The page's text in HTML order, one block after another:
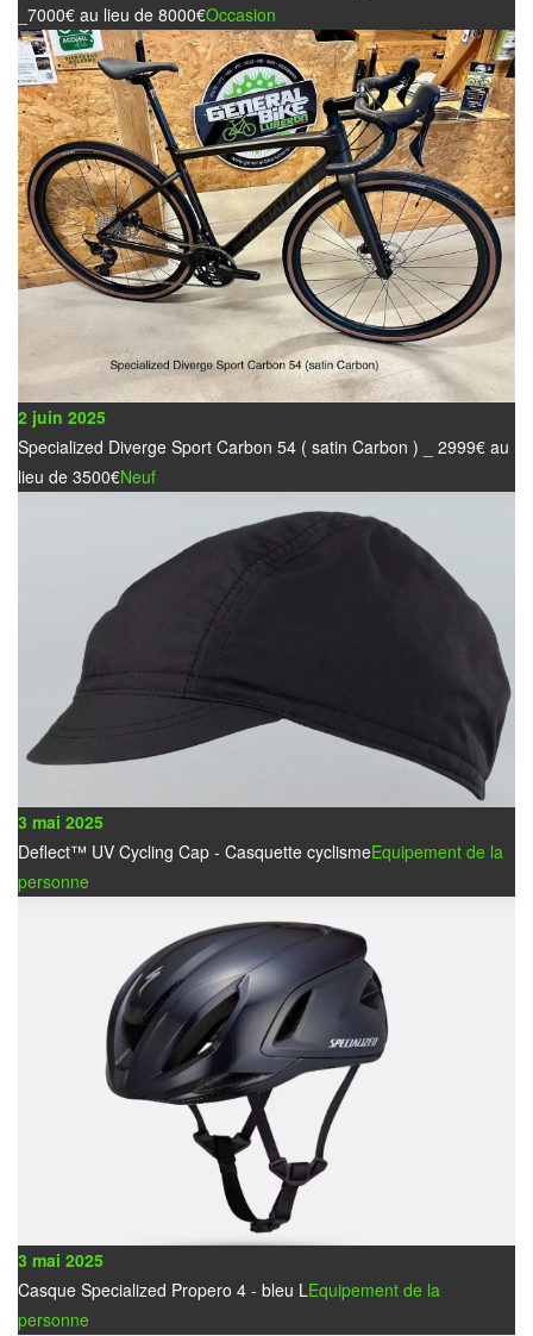
_7000€ au lieu de 8000€Occasion
2 juin 2025
Specialized Diverge Sport Carbon 54 ( satin Carbon ) _ 2999€ au
lieu de 3500€Neuf
3 mai 2025
Deflect™ UV Cycling Cap - Casquette cyclismeEquipement de la
personne
3 mai 2025
Casque Specialized Propero 4 - bleu LEquipement de la
personne